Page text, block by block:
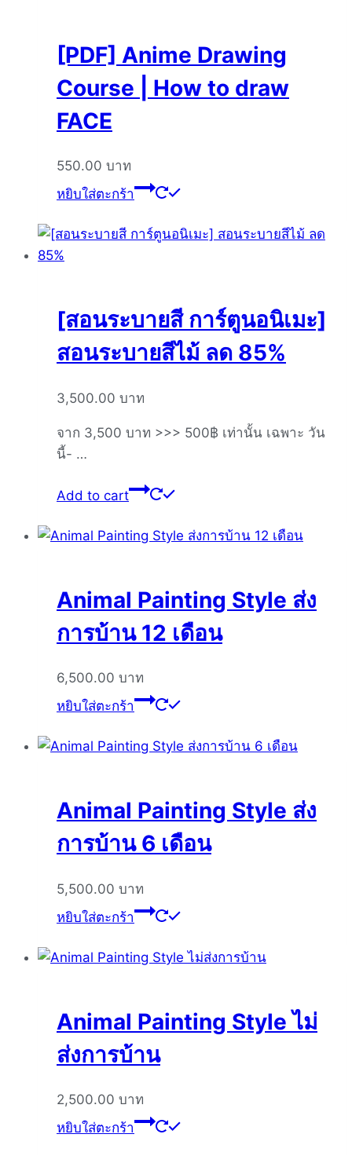
[PDF] Anime Drawing
Course | How to draw
FACE
550.00 บาท
หยิบใส่ตะกร้า
[สอนระบายสี การ์ตูนอนิเมะ]
สอนระบายสีไม้ ลด 85%
3,500.00 บาท
จาก 3,500 บาท >>> 500฿ เท่านั้น เฉพาะ วัน
นี้- …
Add to cart
Animal Painting Style ส่ง
การบ้าน 12 เดือน
6,500.00 บาท
หยิบใส่ตะกร้า
Animal Painting Style ส่ง
การบ้าน 6 เดือน
5,500.00 บาท
หยิบใส่ตะกร้า
Animal Painting Style ไม่
ส่งการบ้าน
2,500.00 บาท
หยิบใส่ตะกร้า